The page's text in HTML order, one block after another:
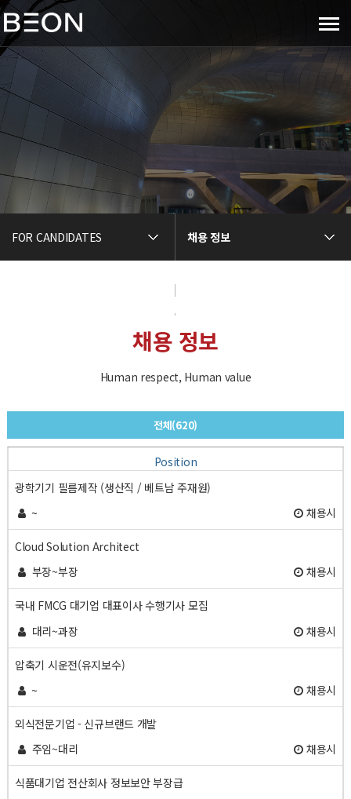
메
보
FOR CANDIDATES 채용 정보
FOR CANDIDATES
채용 정보
Human respect, Human value
전체(620)
Position
광학기기 필름제작 (생산직 / 베트남 주재원)
~
채용시
Cloud Solution Architect
부장~부장
채용시
국내 FMCG 대기업 대표이사 수행기사 모집
대리~과장
채용시
압축기 시운전(유지보수)
~
채용시
외식전문기업 - 신규브랜드 개발
주임~대리
채용시
식품대기업 전산회사 정보보안 부장급